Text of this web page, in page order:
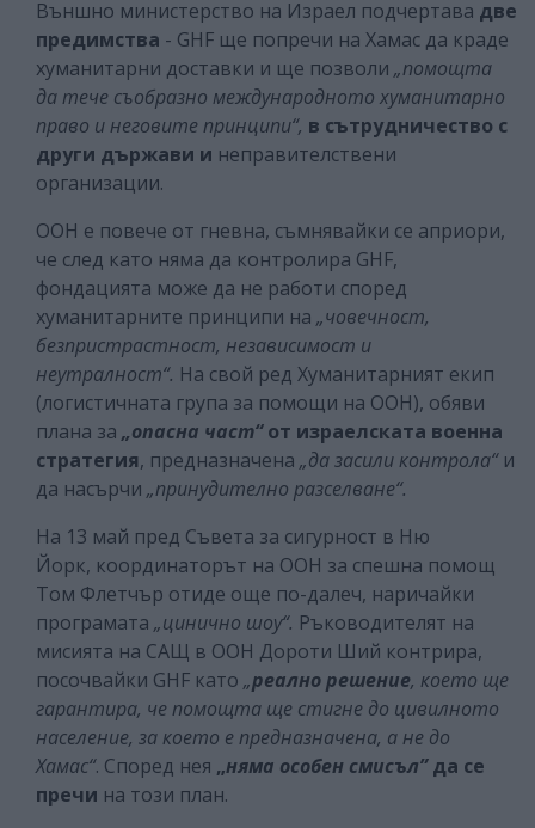
Външно министерство на Израел подчертава две
предимства - GHF ще попречи на Хамас да краде
хуманитарни доставки и ще позволи „помощта
да тече съобразно международното хуманитарно
право и неговите принципи“, в сътрудничество с
други държави и неправителствени
организации.
ООН е повече от гневна, съмнявайки се априори,
че след като няма да контролира GHF,
фондацията може да не работи според
хуманитарните принципи на „човечност,
безпристрастност, независимост и
неутралност“. На свой ред Хуманитарният екип
(логистичната група за помощи на ООН), обяви
плана за „опасна част“от израелската военна
стратегия, предназначена „да засили контрола“ и
да насърчи „принудително разселване“.
На 13 май пред Съвета за сигурност в Ню
Йорк, координаторът на ООН за спешна помощ
Том Флетчър отиде още по-далеч, наричайки
програмата „цинично шоу“. Ръководителят на
мисията на САЩ в ООН Дороти Ший контрира,
посочвайки GHF като „реално решение, което ще
гарантира, че помощта ще стигне до цивилното
население, за което е предназначена, а не до
Хамас“. Според нея „няма особен смисъл”да се
пречи на този план.